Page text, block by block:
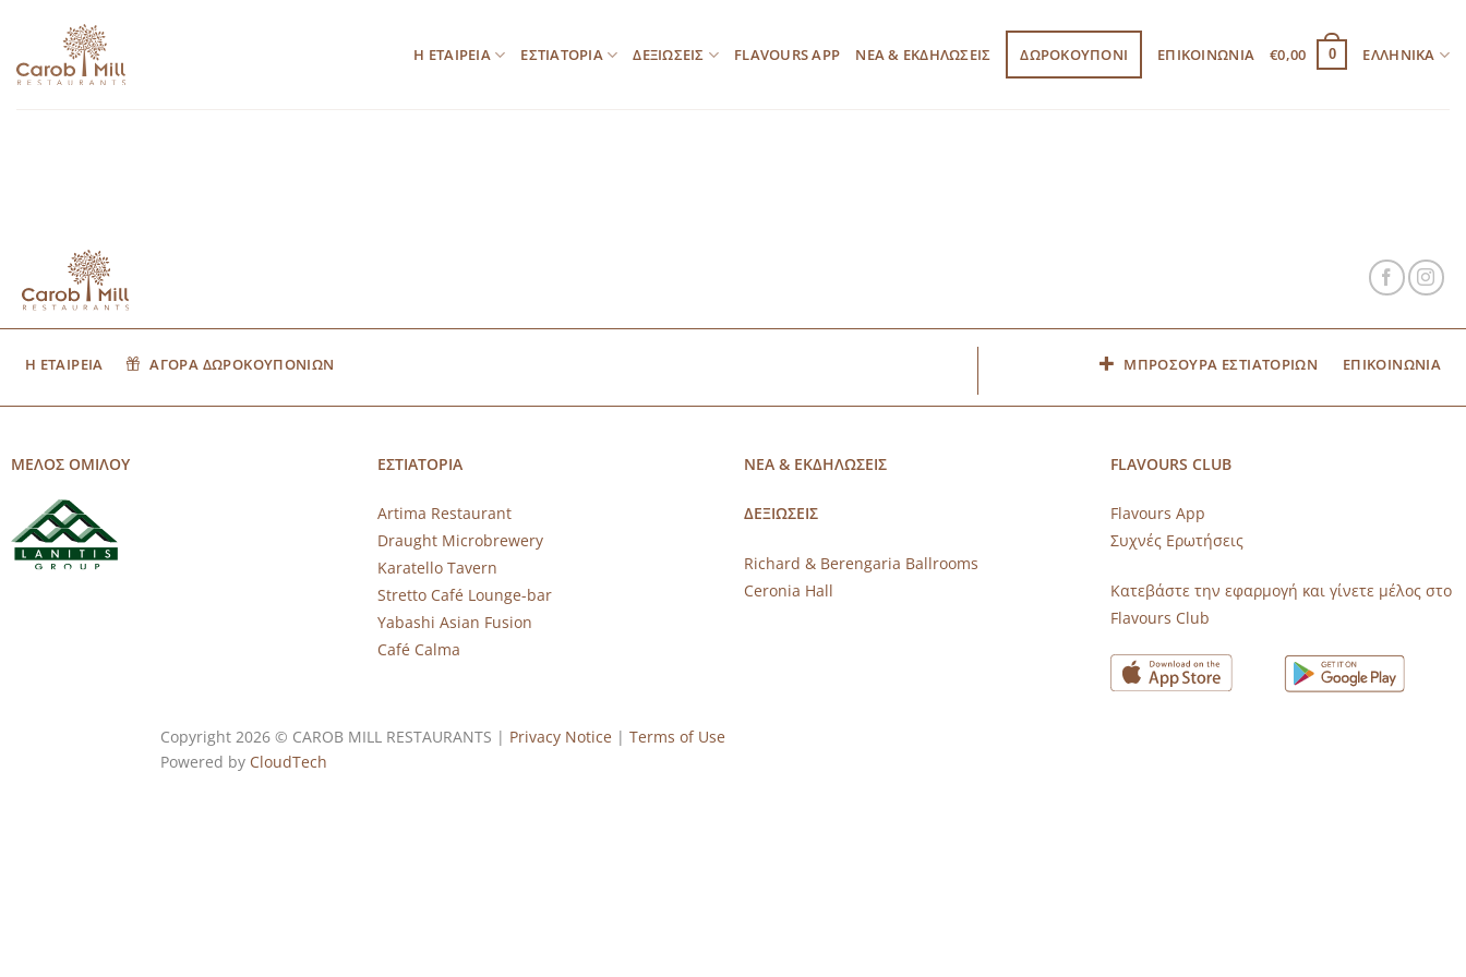
περιεχόμενο
Η ΕΤΑΙΡΕΙΑ ΕΣΤΙΑΤΟΡΙΑ ΔΕΞΙΩΣΕΙΣ FLAVOURS APP ΝΕΑ & ΕΚΔΗΛΩΣΕΙΣ ΔΩΡΟΚΟΥΠΟΝΙ ΕΠΙΚΟΙΝΩΝΙΑ €0,00 0 ΕΛΛΗΝΙΚΆ
Η ΕΤΑΙΡΕΙΑ ΑΓΟΡΑ ΔΩΡΟΚΟΥΠΟΝΙΩΝ ΜΠΡΟΣΟΥΡΑ ΕΣΤΙΑΤΟΡΙΩΝ ΕΠΙΚΟΙΝΩΝΙΑ
ΜΕΛΟΣ ΟΜΙΛΟΥ ΕΣΤΙΑΤΟΡΙΑ
Artima Restaurant
Draught Microbrewery
Karatello Tavern
Stretto Café Lounge-bar
Yabashi Asian Fusion
Café Calma
ΝΕΑ & ΕΚΔΗΛΩΣΕΙΣ
ΔΕΞΙΩΣΕΙΣ
Richard & Berengaria Ballrooms
Ceronia Hall
FLAVOURS CLUB
Flavours App
Συχνές Ερωτήσεις
Κατεβάστε την εφαρμογή και γίνετε μέλος στο
Flavours Club
Copyright 2026 © CAROB MILL RESTAURANTS | Privacy Notice | Terms of Use
Powered by CloudTech